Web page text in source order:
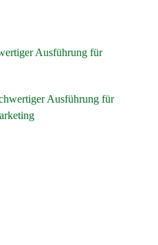
Ausführung für